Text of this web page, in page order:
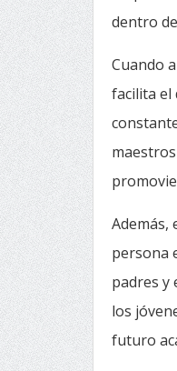
dentro
Cuando
facilita el
Además,
persona
padres y
los
futuro